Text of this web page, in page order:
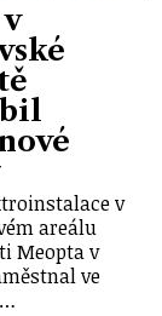
v
areálu
Meopta v
ve